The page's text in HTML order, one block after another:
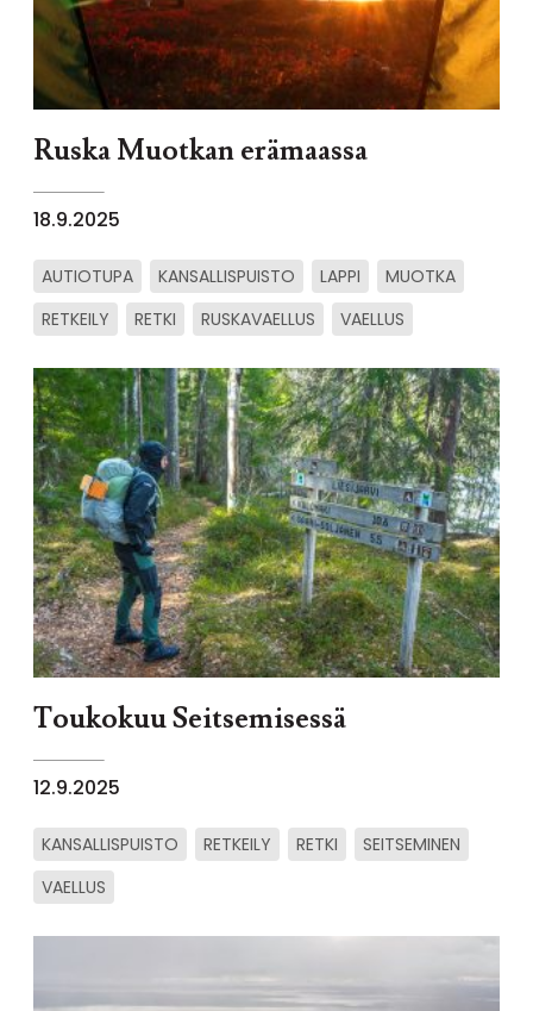
Ruska Muotkan erämaassa
18.9.2025
AUTIOTUPA KANSALLISPUISTO LAPPI
MUOTKA
RETKEILY
RETKI RUSKAVAELLUS VAELLUS
Toukokuu Seitsemisessä
12.9.2025
KANSALLISPUISTO RETKEILY RETKI
SEITSEMINEN
VAELLUS